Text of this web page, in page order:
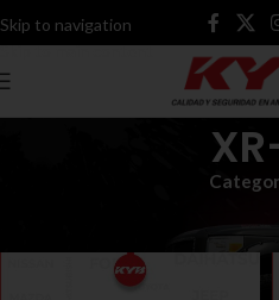
Skip to navigation
Skip to main content